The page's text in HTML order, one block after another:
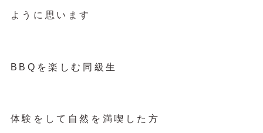
ように思います
BBQを楽しむ同級生
体験をして自然を満喫した方